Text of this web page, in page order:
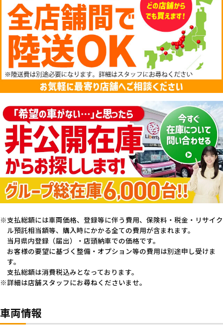
支払総額には車両価格、登録等に伴う費用、保険料・税金・リサイク
ル預託相当額等、購入時にかかる全ての費用が含まれます。
当月県内登録（届出）・店頭納車での価格です。
お客様の要望に基づく整備・オプション等の費用は別途申し受けま
す。
支払総額は消費税込みとなっております。
詳細は店舗スタッフにお尋ねくださいませ。
車両情報